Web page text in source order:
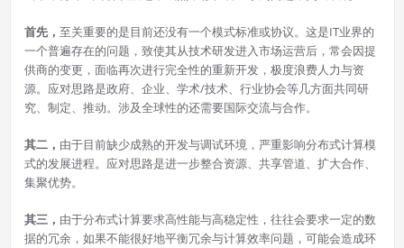
首先， 至关重要的是目前还没有一个模式标准或协议。这是IT业界的
一个普遍存在的问题，致使其从技术研发进入市场运营后，常会因提
供商的变更，面临再次进行完全性的重新开发，极度浪费人力与资
源。应对思路是政府、企业、学术/技术、行业协会等几方面共同研
究、制定、推动。涉及全球性的还需要国际交流与合作。
其二， 由于目前缺少成熟的开发与调试环境，严重影响分布式计算模
式的发展进程。应对思路是进一步整合资源、共享管道、扩大合作、
集聚优势。
其三， 由于分布式计算要求高性能与高稳定性，往往会要求一定的数
据的冗余，如果不能很好地平衡冗余与计算效率问题，可能会造成环